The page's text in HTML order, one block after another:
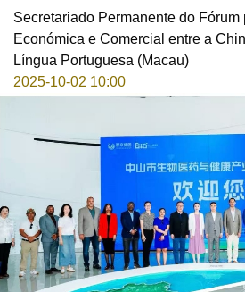
Secretariado Permanente do
Económica e Comercial entre a
Língua Portuguesa (Macau)
2025-10-02 10:00